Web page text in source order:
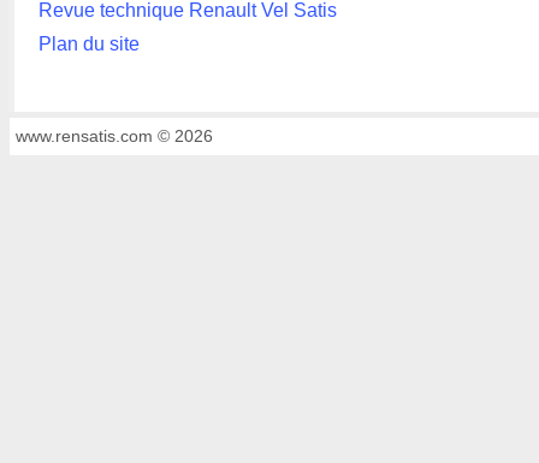
Revue technique Renault Vel Satis
Plan du site
www.rensatis.com © 2026